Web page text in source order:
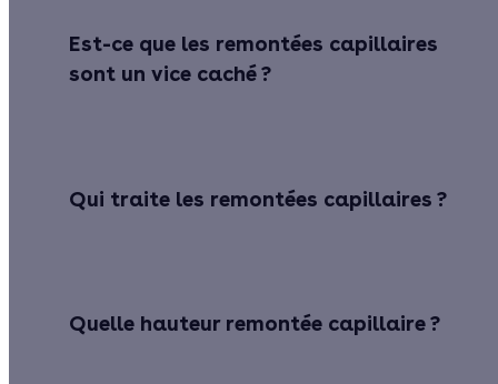
Est-ce que les remontées capillaires
sont un vice caché ?
Qui traite les remontées capillaires ?
Quelle hauteur remontée capillaire ?